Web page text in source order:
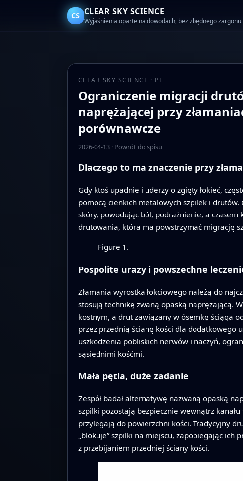
CS CLEAR SKY SCIENCE
Wyjaśnienia oparte na dowodach, bez zbędnego żargonu
CLEAR SKY SCIENCE · PL
Ograniczenie migracji
naprężającej przy
porównawcze
2026-04-13· Powrót do spisu
Dlaczego to ma znaczenie przy
Gdy ktoś upadnie i uderzy o zgięty łokieć,
pomocą cienkich metalowych szpilek i
skóry, powodując ból, podrażnienie, a
drutowania, która ma powstrzymać migrację
Figure 1.
Pospolite urazy i powszechne
Złamania wyrostka łokciowego należą do
stosują technikę zwaną opaską naprężającą.
kostnym, a drut zawiązany w ósemkę ściąga
przez przednią ścianę kości dla dodatkowego
uszkodzenia pobliskich nerwów i naczyń,
sąsiednimi kośćmi.
Mała pętla, duże zadanie
Zespół badał alternatywę nazwaną opaską
szpilki pozostają bezpiecznie wewnątrz
przylegają do powierzchni kości. Tradycyjny
„blokuje” szpilki na miejscu, zapobiegając ich
z przebijaniem przedniej ściany kości.